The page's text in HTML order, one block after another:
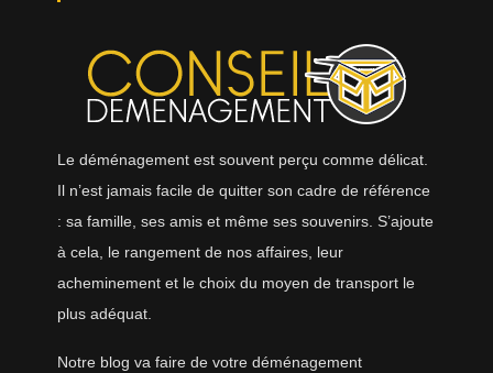
Le déménagement est souvent perçu comme délicat.
Il n’est jamais facile de quitter son cadre de référence
: sa famille, ses amis et même ses souvenirs. S’ajoute
à cela, le rangement de nos affaires, leur
acheminement et le choix du moyen de transport le
plus adéquat.
Notre blog va faire de votre déménagement